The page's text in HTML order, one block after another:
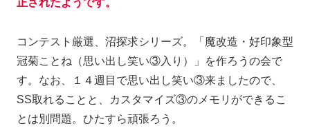
正されたようです。
コンテスト厳選、沼探求シリーズ。「魔改造・好印象型
冠菊ことね（思い出し笑い③入り）」を作ろうの会で
す。なお、１４週目で思い出し笑い③来ましたので、
SS取れることと、カスタマイズ③のメモリができるこ
とは別問題。ひたすら頑張ろう。